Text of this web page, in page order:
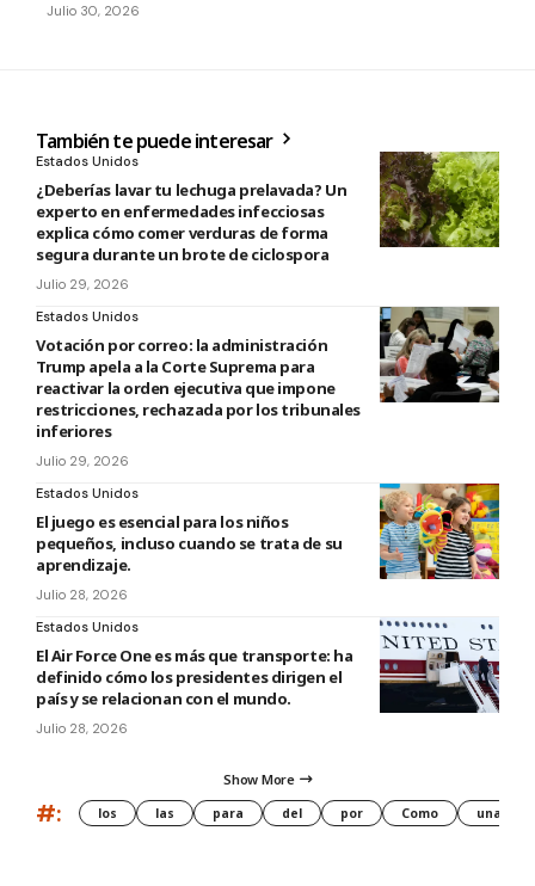
Julio 30, 2026
También te puede interesar
Estados Unidos
¿Deberías lavar tu lechuga prelavada? Un
experto en enfermedades infecciosas
explica cómo comer verduras de forma
segura durante un brote de ciclospora
Julio 29, 2026
Estados Unidos
Votación por correo: la administración
Trump apela a la Corte Suprema para
reactivar la orden ejecutiva que impone
restricciones, rechazada por los tribunales
inferiores
Julio 29, 2026
Estados Unidos
El juego es esencial para los niños
pequeños, incluso cuando se trata de su
aprendizaje.
Julio 28, 2026
Estados Unidos
El Air Force One es más que transporte: ha
definido cómo los presidentes dirigen el
país y se relacionan con el mundo.
Julio 28, 2026
Show More
#: los las para del por Como una